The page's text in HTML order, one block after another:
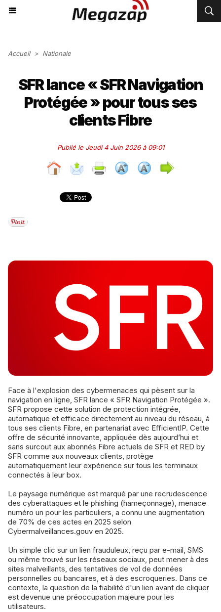
Accueil > Nationale
SFR lance « SFR Navigation
Protégée » pour tous ses
clients Fibre
Publié le Jeudi 4 Juin 2026 à 09:01
Face à l'explosion des cybermenaces qui pèsent sur la
navigation en ligne, SFR lance « SFR Navigation Protégée ».
SFR propose cette solution de protection intégrée,
automatique et efficace directement au niveau du réseau, à
tous ses clients Fibre, en partenariat avec EfficientIP. Cette
offre de sécurité innovante, appliquée dès aujourd’hui et
sans surcout aux abonnés Fibre actuels de SFR et RED by
SFR comme aux nouveaux clients, protège
automatiquement leur expérience sur tous les terminaux
connectés à leur box.
Le paysage numérique est marqué par une recrudescence
des cyberattaques et le phishing (hameçonnage), menace
numéro un pour les particuliers, a connu une augmentation
de 70% de ces actes en 2025 selon
Cybermalveillances.gouv en 2025.
Un simple clic sur un lien frauduleux, reçu par e-mail, SMS
ou même trouvé sur les réseaux sociaux, peut mener à des
sites malveillants, des tentatives de vol de données
personnelles ou bancaires, et à des escroqueries. Dans ce
contexte, la question de la fiabilité d'un lien avant de cliquer
est devenue une préoccupation majeure pour les
utilisateurs.